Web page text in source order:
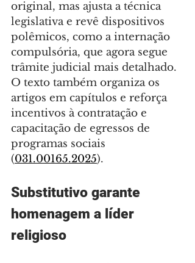
original, mas ajusta a técnica
legislativa e revê dispositivos
polêmicos, como a internação
compulsória, que agora segue
trâmite judicial mais detalhado.
O texto também organiza os
artigos em capítulos e reforça
incentivos à contratação e
capacitação de egressos de
programas sociais
(031.00165.2025).
Substitutivo garante
homenagem a líder
religioso